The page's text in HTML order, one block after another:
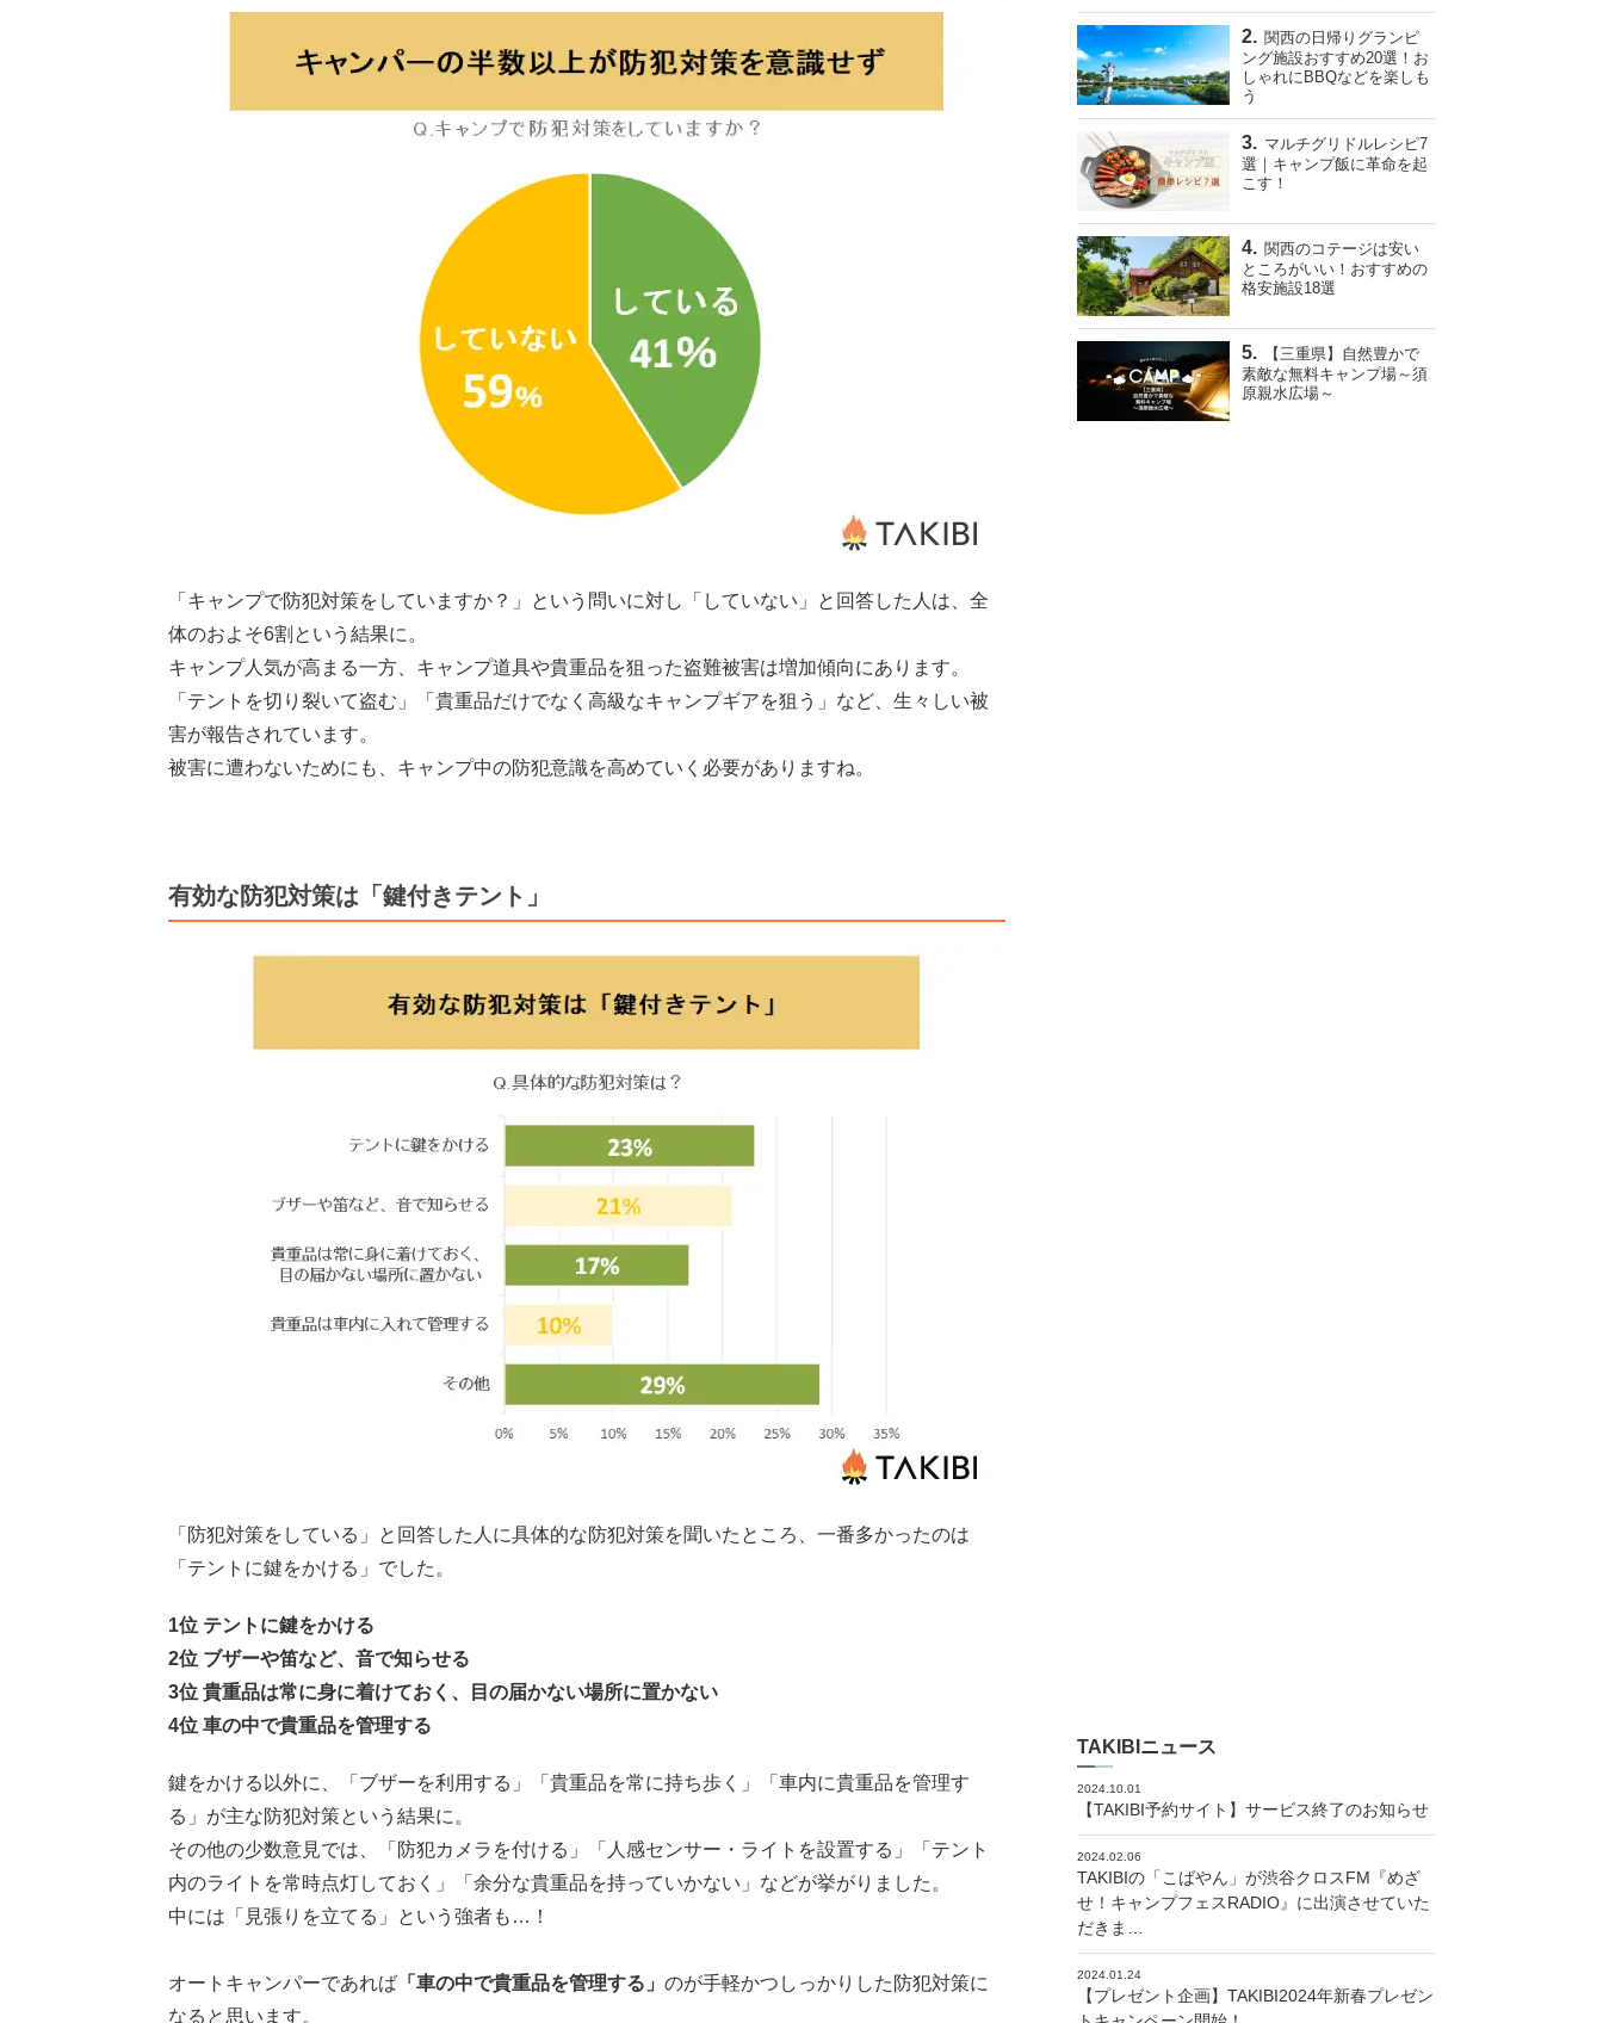
「キャンプで防犯対策をしていますか？」という問いに対し「していない」と回答した人は、全
体のおよそ6割という結果に。
キャンプ人気が高まる一方、キャンプ道具や貴重品を狙った盗難被害は増加傾向にあります。
「テントを切り裂いて盗む」「貴重品だけでなく高級なキャンプギアを狙う」など、生々しい被
害が報告されています。
被害に遭わないためにも、キャンプ中の防犯意識を高めていく必要がありますね。
有効な防犯対策は「鍵付きテント」
「防犯対策をしている」と回答した人に具体的な防犯対策を聞いたところ、一番多かったのは
「テントに鍵をかける」でした。
1位 テントに鍵をかける
2位 ブザーや笛など、音で知らせる
3位 貴重品は常に身に着けておく、目の届かない場所に置かない
4位 車の中で貴重品を管理する
鍵をかける以外に、「ブザーを利用する」「貴重品を常に持ち歩く」「車内に貴重品を管理す
る」が主な防犯対策という結果に。
その他の少数意見では、「防犯カメラを付ける」「人感センサー・ライトを設置する」「テント
内のライトを常時点灯しておく」「余分な貴重品を持っていかない」などが挙がりました。
中には「見張りを立てる」という強者も…！
オートキャンパーであれば 「 車の中で貴重品を管理する 」 のが手軽かつしっかりした防犯対策に
なると思います。
関西の日帰りグランピ
ング施設おすすめ20選！お
しゃれにBBQなどを楽しも
う
マルチグリドルレシピ7
選｜キャンプ飯に革命を起
こす！
関西のコテージは安い
ところがいい！おすすめの
格安施設18選
【三重県】自然豊かで
素敵な無料キャンプ場～須
原親水広場～
TAKIBIニュース
2024.10.01
【TAKIBI予約サイト】サービス終了のお知らせ
2024.02.06
TAKIBIの「こばやん」が渋谷クロスFM『めざ
せ！キャンプフェスRADIO』に出演させていた
だきま…
2024.01.24
【プレゼント企画】TAKIBI2024年新春プレゼン